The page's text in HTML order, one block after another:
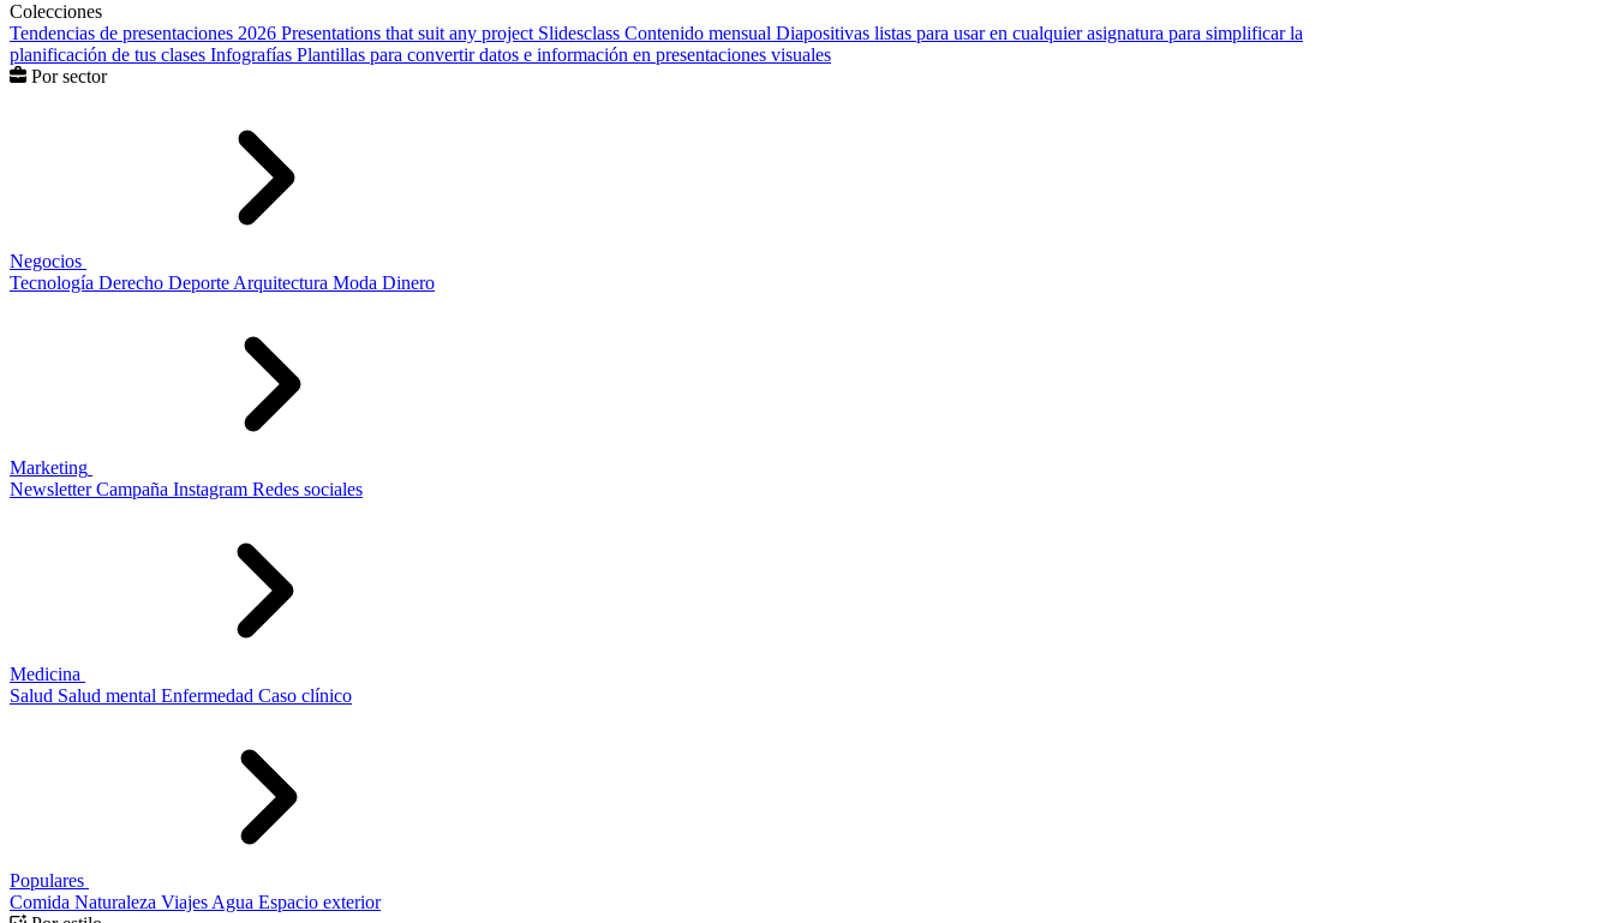
Colecciones
Tendencias de presentaciones 2026 Presentations that suit any project Slidesclass Contenido mensual Diapositivas listas para usar en cualquier asignatura para simplificar la
planificación de tus clases Infografías Plantillas para convertir datos e información en presentaciones visuales
Por sector
Negocios
Tecnología Derecho Deporte Arquitectura Moda Dinero
Marketing
Newsletter Campaña Instagram Redes sociales
Medicina
Salud Salud mental Enfermedad Caso clínico
Populares
Comida Naturaleza Viajes Agua Espacio exterior